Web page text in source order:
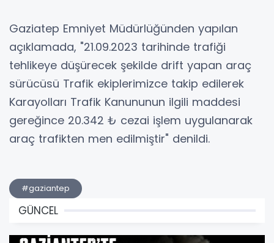
Gaziatep Emniyet Müdürlüğünden yapılan
açıklamada, "21.09.2023 tarihinde trafiği
tehlikeye düşürecek şekilde drift yapan araç
sürücüsü Trafik ekiplerimizce takip edilerek
Karayolları Trafik Kanununun ilgili maddesi
gereğince 20.342 ₺ cezai işlem uygulanarak
araç trafikten men edilmiştir" denildi.
#gaziantep
GÜNCEL